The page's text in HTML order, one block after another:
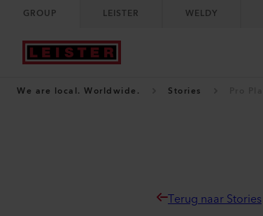
GROUP LEISTER WELDY
We are local. Worldwide. Stories
Terug naar Stories